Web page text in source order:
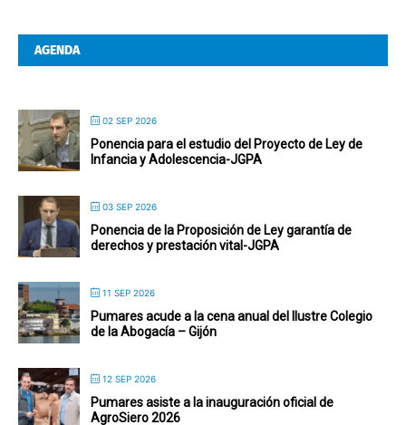
AGENDA
02 SEP 2026
Ponencia para el estudio del Proyecto de Ley de
Infancia y Adolescencia-JGPA
03 SEP 2026
Ponencia de la Proposición de Ley garantía de
derechos y prestación vital-JGPA
11 SEP 2026
Pumares acude a la cena anual del Ilustre Colegio
de la Abogacía – Gijón
12 SEP 2026
Pumares asiste a la inauguración oficial de
AgroSiero 2026